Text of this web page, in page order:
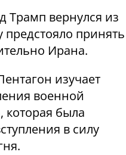
вернулся из
предстояло принять
Ирана.
изучает
военной
была
в силу